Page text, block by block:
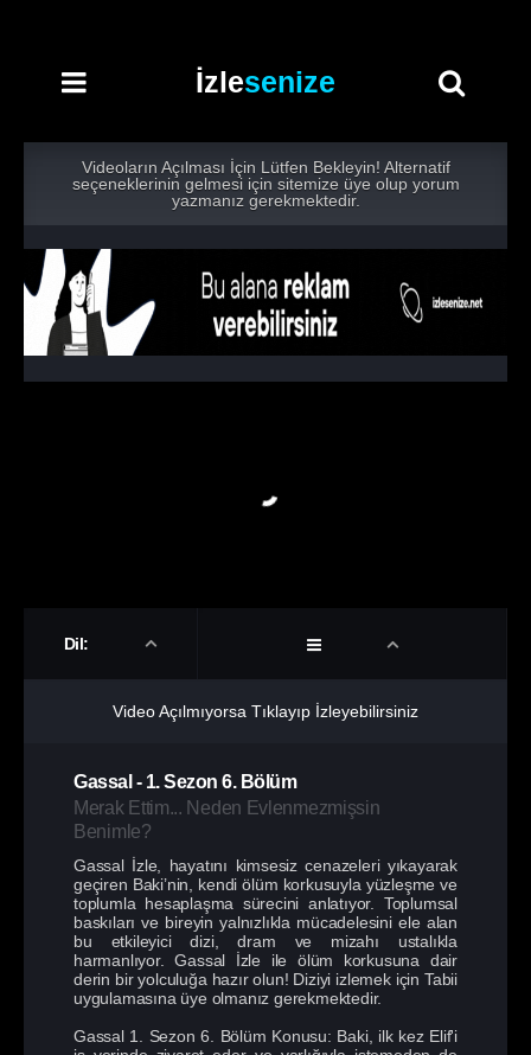
İzlesenize
Videoların Açılması İçin Lütfen Bekleyin! Alternatif
seçeneklerinin gelmesi için sitemize üye olup yorum
yazmanız gerekmektedir.
Dil:
Video Açılmıyorsa Tıklayıp İzleyebilirsiniz
Gassal - 1. Sezon 6. Bölüm
Merak Ettim... Neden Evlenmezmişsin
Benimle?
Gassal İzle, hayatını kimsesiz cenazeleri yıkayarak
geçiren Baki’nin, kendi ölüm korkusuyla yüzleşme ve
toplumla hesaplaşma sürecini anlatıyor. Toplumsal
baskıları ve bireyin yalnızlıkla mücadelesini ele alan
bu etkileyici dizi, dram ve mizahı ustalıkla
harmanlıyor. Gassal İzle ile ölüm korkusuna dair
derin bir yolculuğa hazır olun! Diziyi izlemek için Tabii
uygulamasına üye olmanız gerekmektedir.
Gassal 1. Sezon 6. Bölüm Konusu: Baki, ilk kez Elif'i